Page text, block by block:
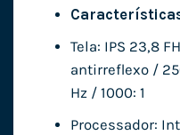
Tela: IPS 23,8
antirreflexo /
Hz / 1000: 1
Processador: